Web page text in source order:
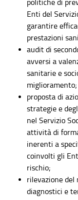
politiche di
Enti del
garantire
prestazioni
audit di
avversi a
sanitarie e
miglioramento;
proposta di
strategie e
nel Servizio
attività di
inerenti a
coinvolti gli
rischio;
rilevazione del
diagnostici e